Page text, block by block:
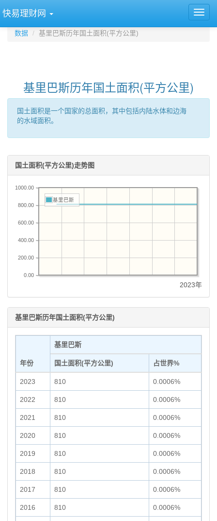
快易理财网
数据 基里巴斯历年国土面积(平方公里)
基里巴斯历年国土面积(平方公里)
国土面积是一个国家的总面积，其中包括内陆水体和边海
的水域面积。
国土面积(平方公里)走势图
0.00
200.00
400.00
600.00
800.00
1000.00
基里巴斯
2023年
基里巴斯历年国土面积(平方公里)
年份
基里巴斯
国土面积(平方公里) 占世界%
2023 810 0.0006%
2022 810 0.0006%
2021 810 0.0006%
2020 810 0.0006%
2019 810 0.0006%
2018 810 0.0006%
2017 810 0.0006%
2016 810 0.0006%